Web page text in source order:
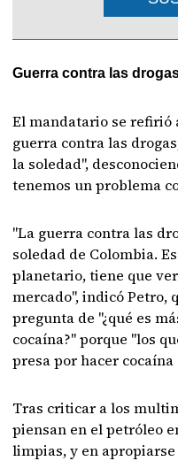
Guerra contra las
El mandatario se refirió
guerra contra las
la soledad",
tenemos un problema
"La guerra contra las
soledad de Colombia.
planetario, tiene que
mercado", indicó Petro,
pregunta de "¿qué es
cocaína?" porque "los
presa por hacer
Tras criticar a los
piensan en el petróleo
limpias, y en